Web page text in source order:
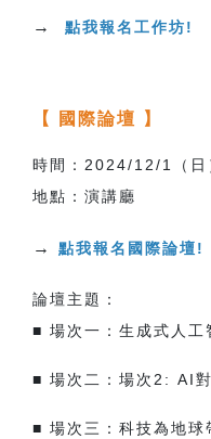
→ 點我報名工作坊!
【 國際論壇 】
時間：2024/12/1（
地點：演講廳
→ 點我報名國際論壇!
論壇主題：
■ 場次一： 生成式人工
■ 場次二：場次2: AI
■ 場次三：科技為地球